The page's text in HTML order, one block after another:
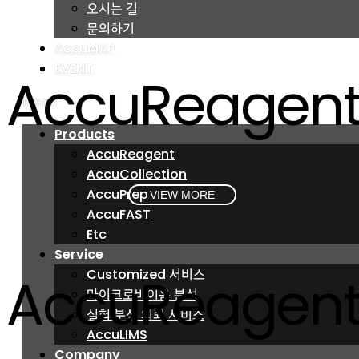
오시는 길
문의하기
AccuMAP
EVENT
Menu
Products
AccuReagent
AccuCollection
AccuPrep
AccuFAST
Etc
Service
Customized 서비스
마이크로바이옴 분석
실험 분석 의뢰 서비스
AccuLIMS
Company
오시는 길
문의하기
AccuMAP
EVENT
Menu
Products
AccuReagent
AccuCollection
AccuPrep
AccuFAST
Etc
Service
Customized 서비스
마이크로바이옴 분석
실험 분석 의뢰 서비스
AccuLIMS
Company
VIEW MORE